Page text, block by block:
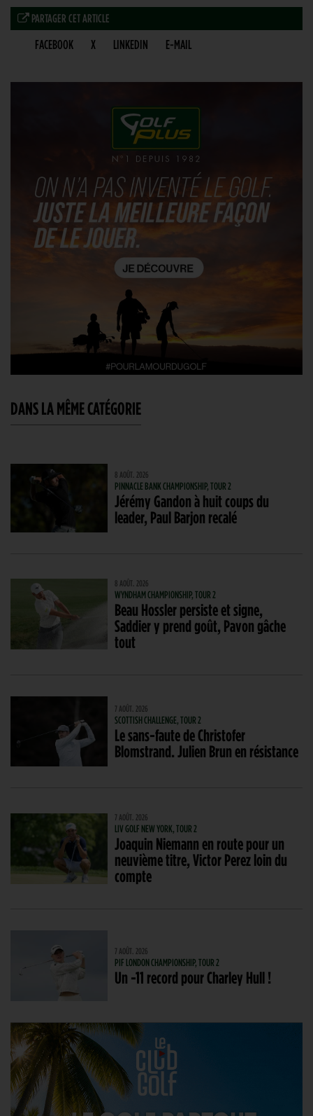
PARTAGER CET ARTICLE
FACEBOOK X LINKEDIN E-MAIL
DANS LA MÊME CATÉGORIE
8 AOÛT. 2026
PINNACLE BANK CHAMPIONSHIP, TOUR 2
Jérémy Gandon à huit coups du
leader, Paul Barjon recalé
8 AOÛT. 2026
WYNDHAM CHAMPIONSHIP, TOUR 2
Beau Hossler persiste et signe,
Saddier y prend goût, Pavon gâche
tout
7 AOÛT. 2026
SCOTTISH CHALLENGE, TOUR 2
Le sans-faute de Christofer
Blomstrand. Julien Brun en résistance
7 AOÛT. 2026
LIV GOLF NEW YORK, TOUR 2
Joaquin Niemann en route pour un
neuvième titre, Victor Perez loin du
compte
7 AOÛT. 2026
PIF LONDON CHAMPIONSHIP, TOUR 2
Un -11 record pour Charley Hull !